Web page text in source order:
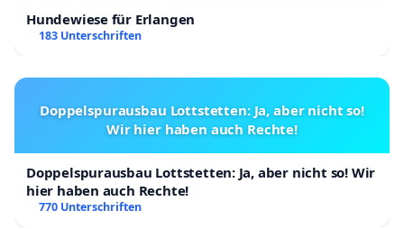
Hundewiese für Erlangen
183 Unterschriften
Doppelspurausbau Lottstetten: Ja, aber nicht so!
Wir hier haben auch Rechte!
Doppelspurausbau Lottstetten: Ja, aber nicht so! Wir
hier haben auch Rechte!
770 Unterschriften